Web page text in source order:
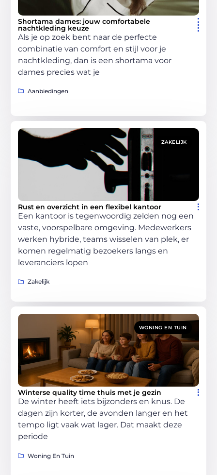
Shortama dames: jouw comfortabele
nachtkleding keuze
Als je op zoek bent naar de perfecte
combinatie van comfort en stijl voor je
nachtkleding, dan is een shortama voor
dames precies wat je
Aanbiedingen
ZAKELIJK
Rust en overzicht in een flexibel kantoor
Een kantoor is tegenwoordig zelden nog een
vaste, voorspelbare omgeving. Medewerkers
werken hybride, teams wisselen van plek, er
komen regelmatig bezoekers langs en
leveranciers lopen
Zakelijk
WONING EN TUIN
Winterse quality time thuis met je gezin
De winter heeft iets bijzonders en knus. De
dagen zijn korter, de avonden langer en het
tempo ligt vaak wat lager. Dat maakt deze
periode
Woning En Tuin